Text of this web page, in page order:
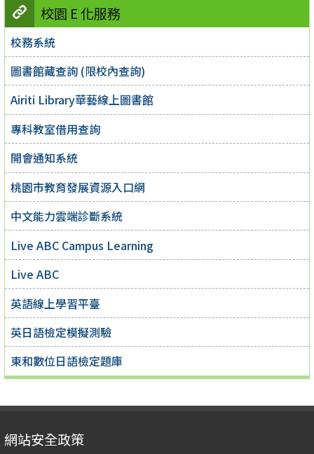
校園 E 化服務
校務系統
圖書館藏查詢 (限校內查詢)
Airiti Library華藝線上圖書館
專科教室借用查詢
開會通知系統
桃園市教育發展資源入口網
中文能力雲端診斷系統
Live ABC Campus Learning
Live ABC
英語線上學習平臺
英日語檢定模擬測驗
東和數位日語檢定題庫
網站安全政策